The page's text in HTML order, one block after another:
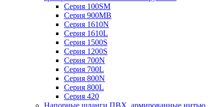
Серия 100SM
Серия 900MB
Серия 1610N
Серия 1610L
Серия 1500S
Серия 1200S
Серия 700N
Серия 700L
Серия 800N
Серия 800L
Серия 420
Напорные шланги ПВХ, армированные нитью